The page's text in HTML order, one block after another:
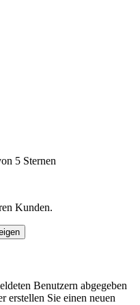
5 Sternen
Kunden.
Benutzern abgegeben
erstellen Sie einen neuen